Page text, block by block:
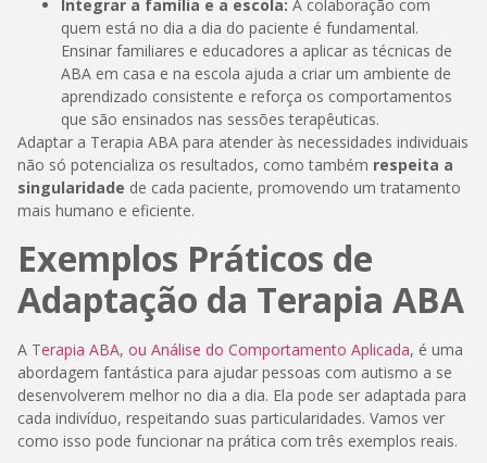
Integrar a família e a escola: A colaboração com
quem está no dia a dia do paciente é fundamental.
Ensinar familiares e educadores a aplicar as técnicas de
ABA em casa e na escola ajuda a criar um ambiente de
aprendizado consistente e reforça os comportamentos
que são ensinados nas sessões terapêuticas.
Adaptar a Terapia ABA para atender às necessidades individuais
não só potencializa os resultados, como também respeita a
singularidade de cada paciente, promovendo um tratamento
mais humano e eficiente.
Exemplos Práticos de
Adaptação da Terapia ABA
A Terapia ABA, ou Análise do Comportamento Aplicada, é uma
abordagem fantástica para ajudar pessoas com autismo a se
desenvolverem melhor no dia a dia. Ela pode ser adaptada para
cada indivíduo, respeitando suas particularidades. Vamos ver
como isso pode funcionar na prática com três exemplos reais.